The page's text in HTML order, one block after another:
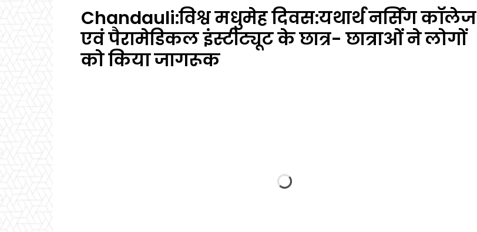
Chandauli:विश्व मधुमेह दिवस:यथार्थ नर्सिंग कॉलेज
एवं पैरामेडिकल इंस्टीट्यूट के छात्र- छात्राओं ने लोगों
को किया जागरूक